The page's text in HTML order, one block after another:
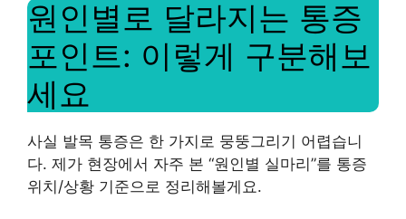
원인별로 달라지는 통증
포인트: 이렇게 구분해보
세요
사실 발목 통증은 한 가지로 뭉뚱그리기 어렵습니
다. 제가 현장에서 자주 본 “원인별 실마리”를 통증
위치/상황 기준으로 정리해볼게요.